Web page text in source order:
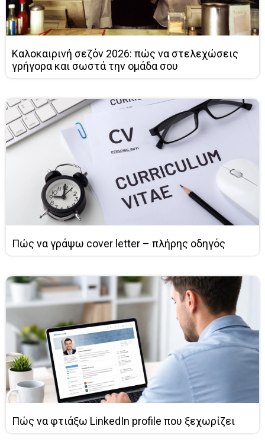
Καλοκαιρινή σεζόν 2026: πώς να στελεχώσεις
γρήγορα και σωστά την ομάδα σου
Πώς να γράψω cover letter – πλήρης οδηγός
Πώς να φτιάξω LinkedIn profile που ξεχωρίζει